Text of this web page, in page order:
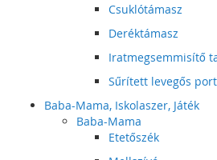
Csuklótámasz
Deréktámasz
Iratmegsemmisítő
Sűrített levegős
Baba-Mama, Iskolaszer, Játék
Baba-Mama
Etetőszék